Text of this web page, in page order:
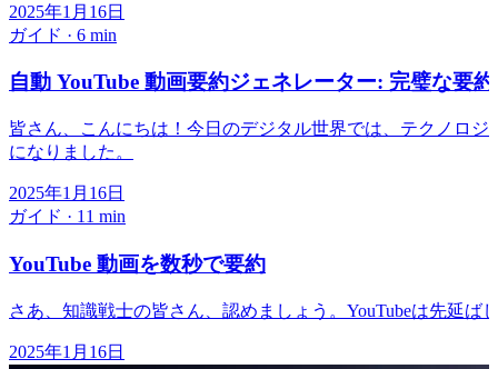
2025年1月16日
ガイド · 6 min
自動 YouTube 動画要約ジェネレーター: 完璧な要
皆さん、こんにちは！今日のデジタル世界では、テクノロ
になりました。
2025年1月16日
ガイド · 11 min
YouTube 動画を数秒で要約
さあ、知識戦士の皆さん、認めましょう。YouTubeは先延
2025年1月16日